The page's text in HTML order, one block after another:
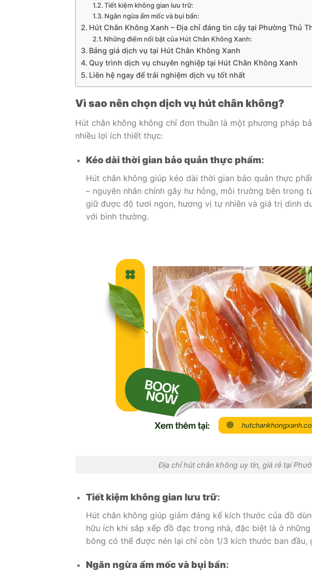
Tiết kiệm không gian lưu trữ:
Ngăn ngừa ẩm mốc và bụi bẩn:
Hút Chân Không Xanh – Địa chỉ đáng tin cậy tại Phường Thủ
Những điểm nổi bật của Hút Chân Không Xanh:
Bảng giá dịch vụ tại Hút Chân Không Xanh
Quy trình dịch vụ chuyên nghiệp tại Hút Chân Không Xanh
Liên hệ ngay để trải nghiệm dịch vụ tốt nhất
Vì sao nên chọn dịch vụ hút chân không?
Hút chân không không chỉ đơn thuần là một phương pháp
nhiều lợi ích thiết thực:
Kéo dài thời gian bảo quản thực phẩm:
Hút chân không giúp kéo dài thời gian bảo quản thực
– nguyên nhân chính gây hư hỏng, môi trường bên trong
giữ được độ tươi ngon, hương vị tự nhiên và giá trị dinh
với bình thường.
Địa chỉ hút chân không uy tín, giá rẻ tại
Tiết kiệm không gian lưu trữ:
Hút chân không giúp giảm đáng kể kích thước của đồ
hữu ích khi sắp xếp đồ đạc trong nhà, đặc biệt là ở
bông có thể được nén lại chỉ còn 1/3 kích thước ban
Ngăn ngừa ẩm mốc và bụi bẩn: